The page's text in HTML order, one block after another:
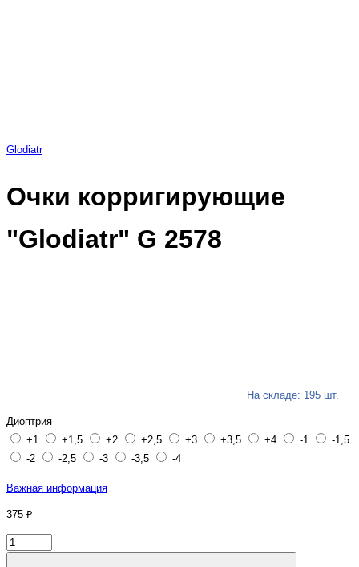
Glodiatr
Очки корригирующие
"Glodiatr" G 2578
На складе: 195 шт.
Диоптрия
+1
+1,5 +2 +2,5 +3 +3,5 +4 -1
-1,5
-2
-2,5 -3 -3,5 -4
Важная информация
375 ₽